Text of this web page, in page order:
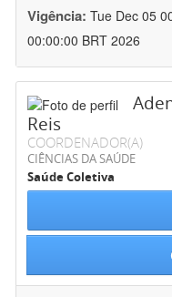
Vigência: Tue Dec 05
00:00:00 BRT 2026
Reis
COORDENADOR(A)
CIÊNCIAS DA SAÚDE
Saúde Coletiva